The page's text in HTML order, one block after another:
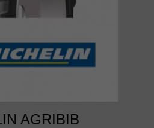
AGRIBIB